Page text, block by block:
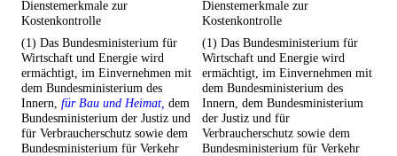
Dienstemerkmale zur
Kostenkontrolle
Dienstemerkmale zur
Kostenkontrolle
(1) Das Bundesministerium für
Wirtschaft und Energie wird
ermächtigt, im Einvernehmen mit
dem Bundesministerium des
Innern, für Bau und Heimat, dem
Bundesministerium der Justiz und
für Verbraucherschutz sowie dem
Bundesministerium für Verkehr
(1) Das Bundesministerium für
Wirtschaft und Energie wird
ermächtigt, im Einvernehmen mit
dem Bundesministerium des
Innern, dem Bundesministerium
der Justiz und für
Verbraucherschutz sowie dem
Bundesministerium für Verkehr